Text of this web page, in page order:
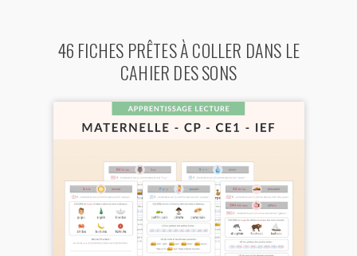
46 FICHES PRÊTES À COLLER DANS LE
CAHIER DES SONS